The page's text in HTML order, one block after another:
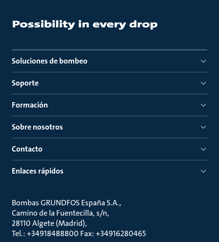
Soluciones de bombeo
Soporte
Formación
Sobre nosotros
Contacto
Enlaces rápidos
Bombas GRUNDFOS España S.A.
Camino de la Fuentecilla, s/n
28110 Algete (Madrid)
Tel.: +34918488800 Fax: +34916280465